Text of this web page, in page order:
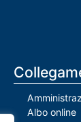
Albo online